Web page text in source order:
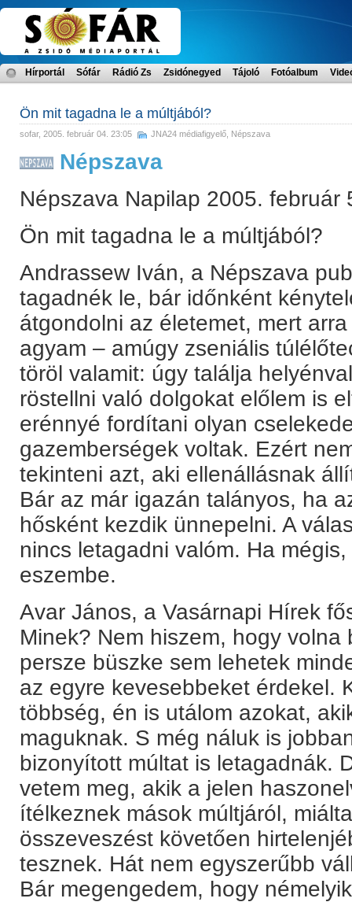
Hírportál Sófár Rádió Zs Zsidónegyed Tájoló Fotóalbum
Ön mit tagadna le a múltjából?
sofar, 2005. február 04. 23:05 JNA24 médiafigyelő Népszava
Népszava
Népszava Napilap 2005. február
Ön mit tagadna le a múltjából?
Andrassew Iván, a Népszava
tagadnék le, bár időnként
átgondolni az életemet, mert
agyam – amúgy zseniális
töröl valamit: úgy találja
röstellni való dolgokat előlem is
erénnyé fordítani olyan
gazemberségek voltak. Ezért
tekinteni azt, aki ellenállásnak
Bár az már igazán talányos, ha
hősként kezdik ünnepelni. A
nincs letagadni valóm. Ha
eszembe.
Avar János, a Vasárnapi Hírek
Minek? Nem hiszem, hogy
persze büszke sem lehetek
az egyre kevesebbeket érdekel.
többség, én is utálom azokat,
maguknak. S még náluk is
bizonyított múltat is letagadnák.
vetem meg, akik a jelen
ítélkeznek mások múltjáról,
összeveszést követően
tesznek. Hát nem egyszerűbb
Bár megengedem, hogy